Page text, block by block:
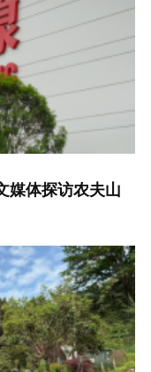
媒体探访农夫山